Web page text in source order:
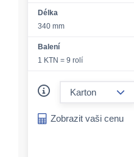
Délka
340 mm
Balení
1 KTN = 9 rolí
Zobrazit vaši cenu